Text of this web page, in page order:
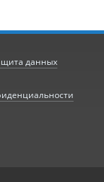
данных